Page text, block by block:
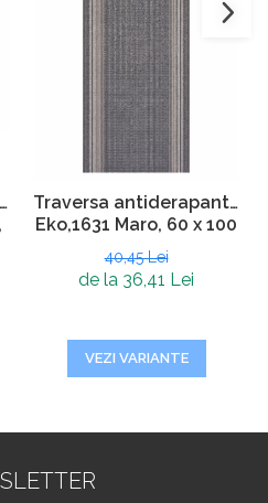
Traversa antiderapanta
Eko,1631 Maro, 60 x 100
40,45 Lei
de la 36,41 Lei
VEZI VARIANTE